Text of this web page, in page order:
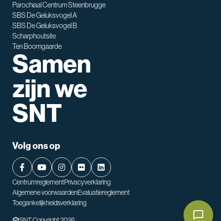
Parochiaal Centrum Steenbrugge
SBS De Geluksvogel A
SBS De Geluksvogel B
Scharphoutsite
Ten Boomgaarde
Samen
zijn we
SNT
Volg ons op
CentrumreglementPrivacyverklaring
Algemene voorwaardenEvaluatiereglement
Toegankelijkheidsverklaring